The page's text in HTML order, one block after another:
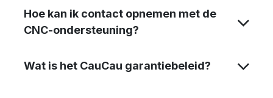
Hoe kan ik contact opnemen met de
CNC-ondersteuning?
Wat is het CauCau garantiebeleid?